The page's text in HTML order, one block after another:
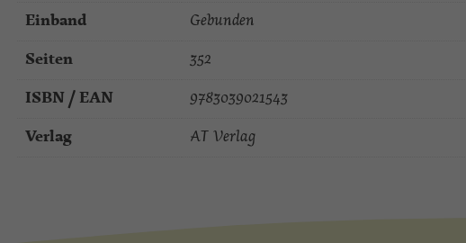
Einband Gebunden
Seiten 352
ISBN / EAN 9783039021543
Verlag AT Verlag